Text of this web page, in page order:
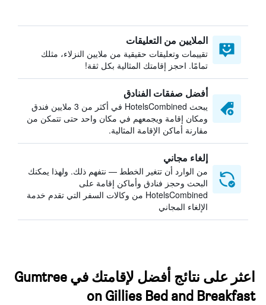
الملايين من التعليقات
تقييمات وتعليقات حقيقية من ملايين النزلاء، مثلك
تمامًا. احجز إقامتك المثالية بكل ثقة!
أفضل صفقات الفنادق
يبحث HotelsCombined في أكثر من 3 ملايين فندق
ومكان إقامة ويجمعهم في مكان واحد حتى تتمكن من
مقارنة أماكن الإقامة المثالية.
إلغاء مجاني
من الوارد أن تتغير الخطط — نتفهم ذلك. ولهذا يمكنك
البحث وحجز فنادق وأماكن إقامة على
HotelsCombined من وكالات السفر التي تقدم خدمة
الإلغاء المجاني
اعثر على نتائج أفضل لإقامتك في Gumtree
on Gillies Bed and Breakfast